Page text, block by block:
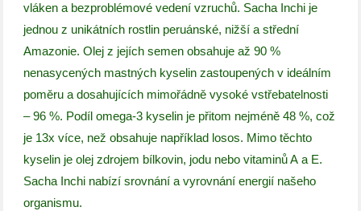
vláken a bezproblémové vedení vzruchů. Sacha Inchi je
jednou z unikátních rostlin peruánské, nižší a střední
Amazonie. Olej z jejích semen obsahuje až 90 %
nenasycených mastných kyselin zastoupených v ideálním
poměru a dosahujících mimořádně vysoké vstřebatelnosti
– 96 %. Podíl omega-3 kyselin je přitom nejméně 48 %, což
je 13x více, než obsahuje například losos. Mimo těchto
kyselin je olej zdrojem bílkovin, jodu nebo vitaminů A a E.
Sacha Inchi nabízí srovnání a vyrovnání energií našeho
organismu.